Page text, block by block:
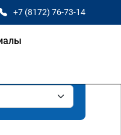
+7 (8172) 76-73-14